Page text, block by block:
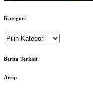
Kategori
Kategori
Berita Terkait
Arsip